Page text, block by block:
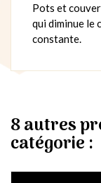
Pots et
qui diminue le
constante.
8 autres
catégorie :